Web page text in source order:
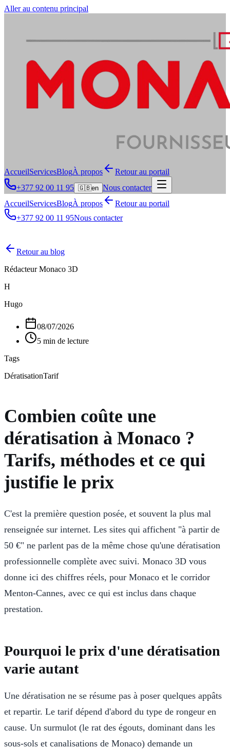
Aller au contenu principal
AccueilServicesBlogÀ propos
Retour au portail
+377 92 00 11 95 🇬🇧en Nous contacter
AccueilServicesBlogÀ propos
Retour au portail
+377 92 00 11 95Nous contacter
Retour au blog
Rédacteur Monaco 3D
H
Hugo
08/07/2026
5 min de lecture
Tags
DératisationTarif
Combien coûte une
dératisation à Monaco ?
Tarifs, méthodes et ce qui
justifie le prix
C'est la première question posée, et souvent la plus mal
renseignée sur internet. Les sites qui affichent "à partir de
50 €" ne parlent pas de la même chose qu'une dératisation
professionnelle complète avec suivi. Monaco 3D vous
donne ici des chiffres réels, pour Monaco et le corridor
Menton-Cannes, avec ce qui est inclus dans chaque
prestation.
Pourquoi le prix d'une dératisation
varie autant
Une dératisation ne se résume pas à poser quelques appâts
et repartir. Le tarif dépend d'abord du type de rongeur en
cause. Un surmulot (le rat des égouts, dominant dans les
sous-sols et canalisations de Monaco) demande un